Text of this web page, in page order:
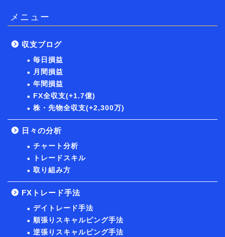
メニュー
収支ブログ
毎日損益
月間損益
年間損益
FX全収支(+1.7億)
株・先物全収支(+2,300万)
日々の分析
チャート分析
トレードスキル
取り組み方
FXトレード手法
デイトレード手法
順張りスキャルピング手法
逆張りスキャルピング手法